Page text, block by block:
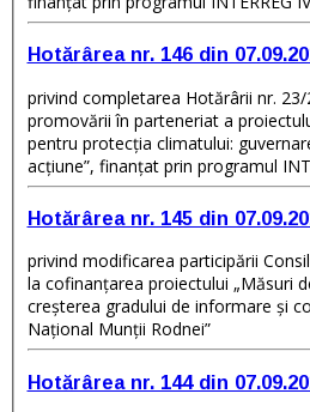
Hotărârea nr. 146 din
privind completarea Hotărârii nr.
promovării în parteneriat a
pentru protecţia climatului:
acţiune”, finanţat prin programul
Hotărârea nr. 145 din
privind modificarea participării
la cofinanţarea proiectului „Măsuri de management privind
creşterea gradului de informare şi conştientizare din Parcul
Naţional Munţii Rodnei”
Hotărârea nr. 144 din